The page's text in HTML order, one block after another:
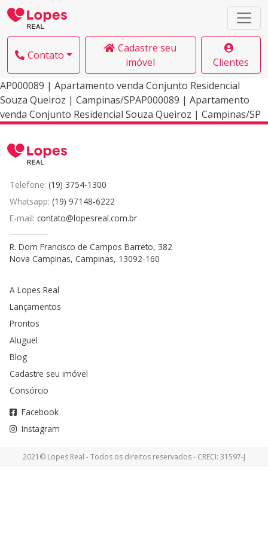
Contato
Cadastre seu
imóvel
Clientes
AP000089 | Apartamento venda Conjunto Residencial
Souza Queiroz | Campinas/SPAP000089 | Apartamento
venda Conjunto Residencial Souza Queiroz | Campinas/SP
Telefone: (19) 3754-1300
Whatsapp: (19) 97148-6222
E-mail: contato@lopesreal.com.br
R. Dom Francisco de Campos Barreto, 382
Nova Campinas, Campinas, 13092-160
A Lopes Real
Lançamentos
Prontos
Aluguel
Blog
Cadastre seu imóvel
Consórcio
Facebook
Instagram
2021© Lopes Real - Todos os direitos reservados - CRECI: 31597-J